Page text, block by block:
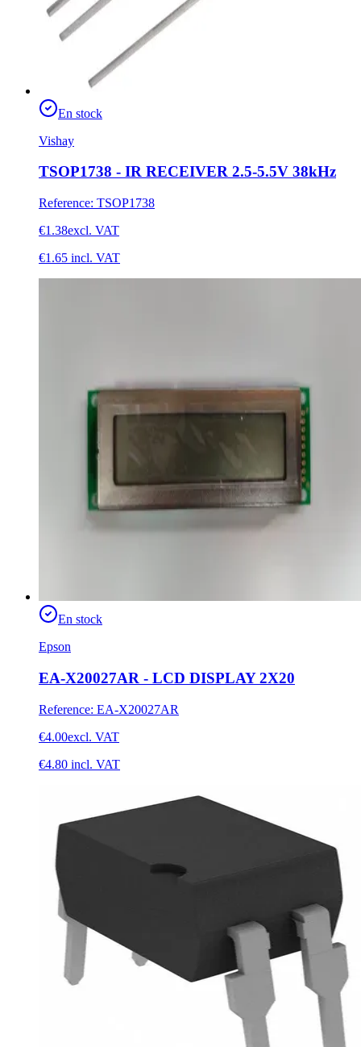
En stock
Vishay
TSOP1738 - IR RECEIVER 2.5-5.5V 38kHz
Reference: TSOP1738
€1.38excl. VAT
€1.65 incl. VAT
En stock
Epson
EA-X20027AR - LCD DISPLAY 2X20
Reference: EA-X20027AR
€4.00excl. VAT
€4.80 incl. VAT